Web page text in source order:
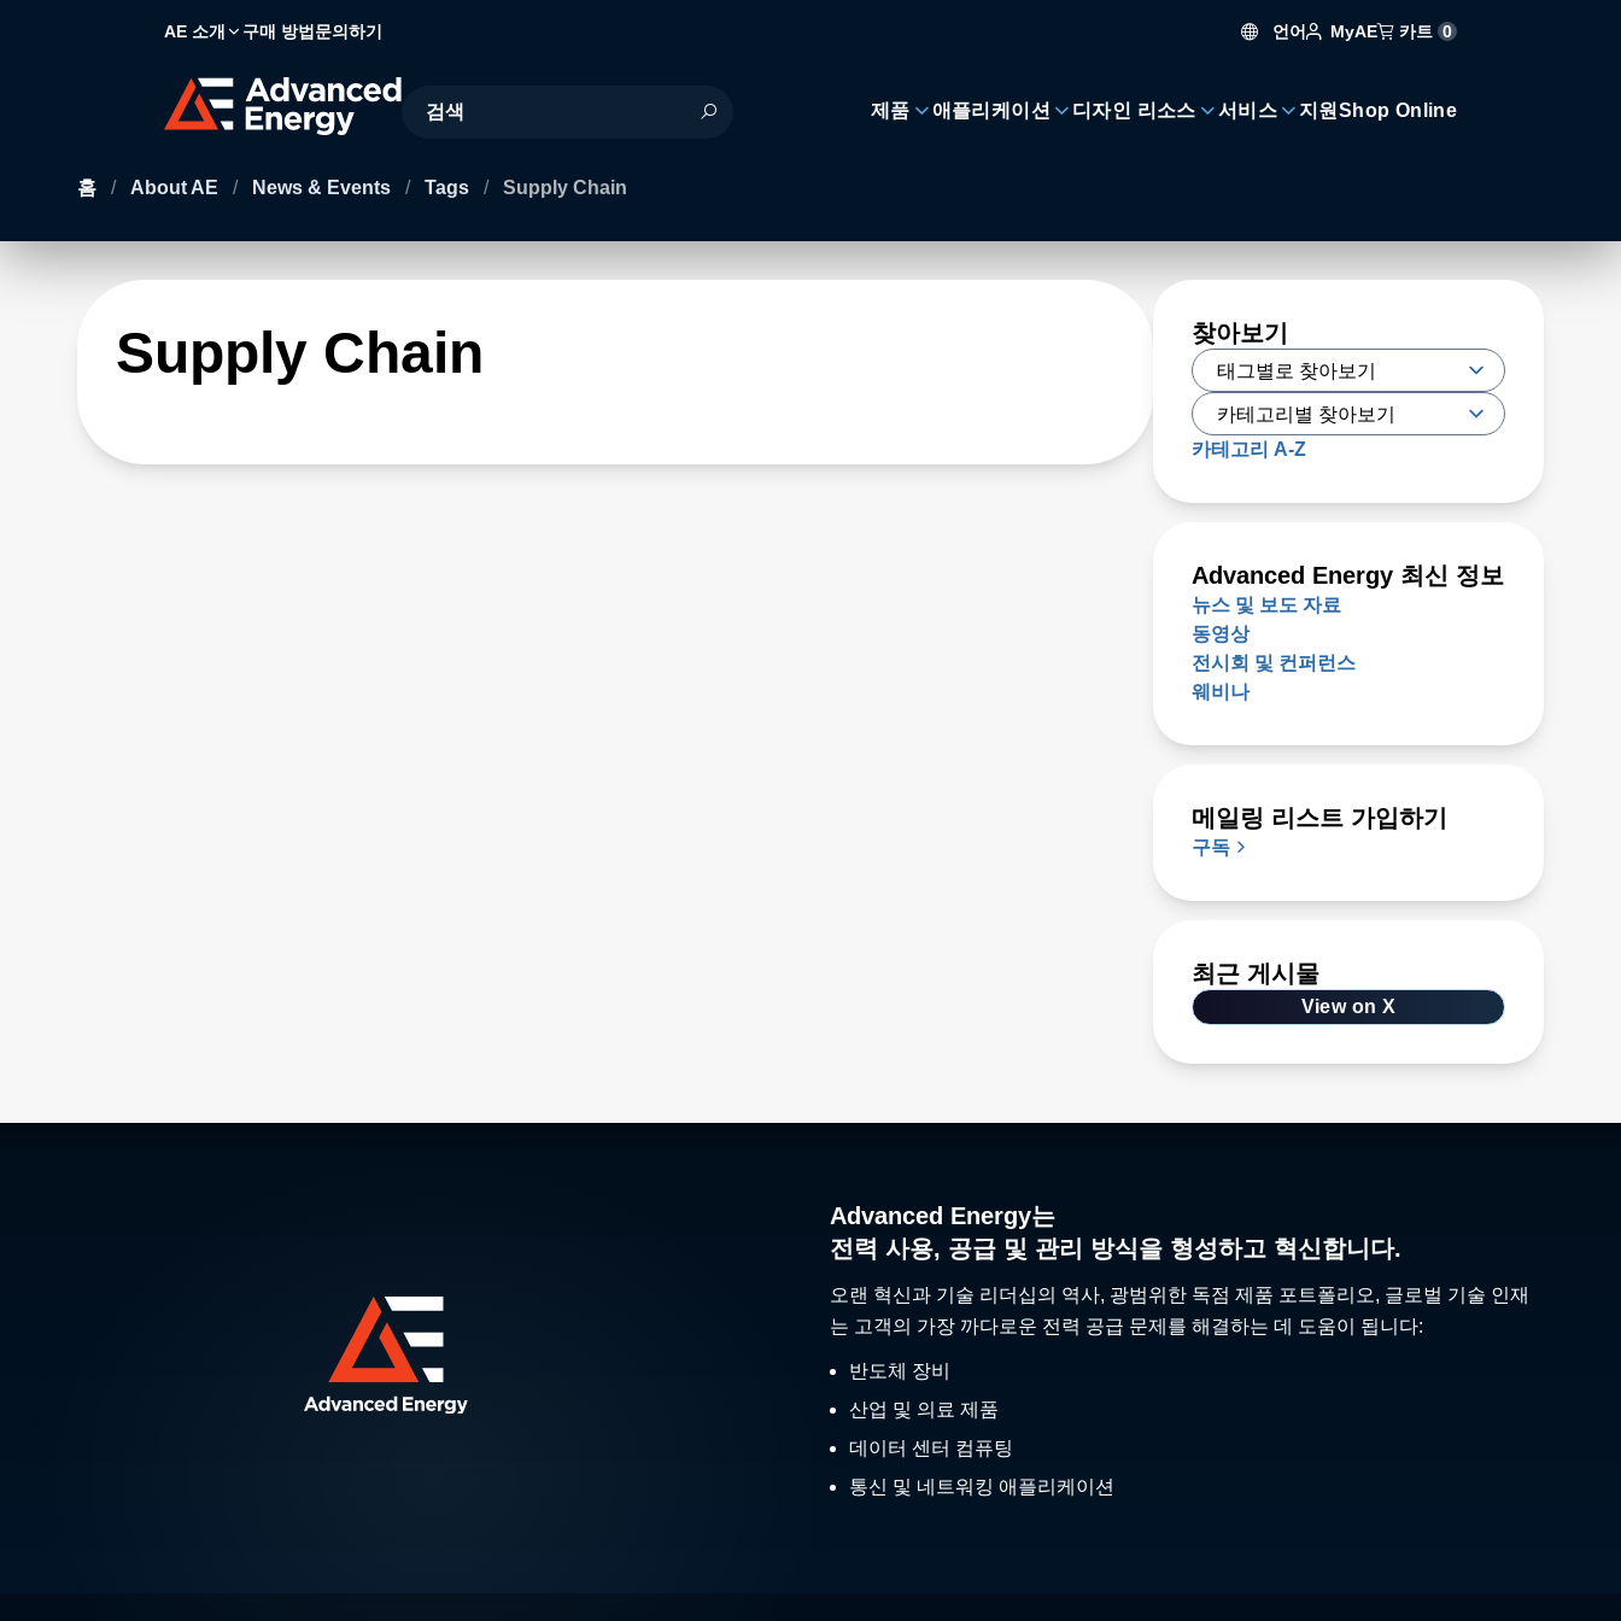
AE 소개 구매 방법문의하기 언어 MyAE 카트 0
Site Search
제품 애플리케이션 디자인 리소스 서비스 지원 Shop Online
홈 / About AE / News & Events / Tags / Supply Chain
Supply Chain 찾아보기
카테고리 A-Z
Advanced Energy 최신 정보
뉴스 및 보도 자료
동영상
전시회 및 컨퍼런스
웨비나
메일링 리스트 가입하기
구독
최근 게시물
View on X
Advanced Energy는
전력 사용, 공급 및 관리 방식을 형성하고 혁신합니다.
오랜 혁신과 기술 리더십의 역사, 광범위한 독점 제품 포트폴리오, 글로벌 기술 인재
는 고객의 가장 까다로운 전력 공급 문제를 해결하는 데 도움이 됩니다:
반도체 장비
산업 및 의료 제품
데이터 센터 컴퓨팅
통신 및 네트워킹 애플리케이션